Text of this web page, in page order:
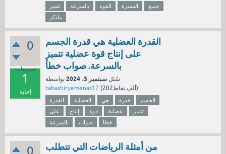
تتميز
بالسرعة القوة المميزة
جميع
ماذكر
0
تصويتات
1
إجابة
القدرة العضلية هي قدرة الجسم
على إنتاج قوة عضلية تتميز
بالسرعة. صواب خطأ
سُئل سبتمبر 3، 2024
بواسطة
tabashiryemenas17 ( 202ألف نقاط)
القدرة العضلية هي قدرة
الجسم
على
إنتاج قوة عضلية
تتميز
بالسرعة
صواب خطأ
0
من أمثلة الرياضات التي تتطلب